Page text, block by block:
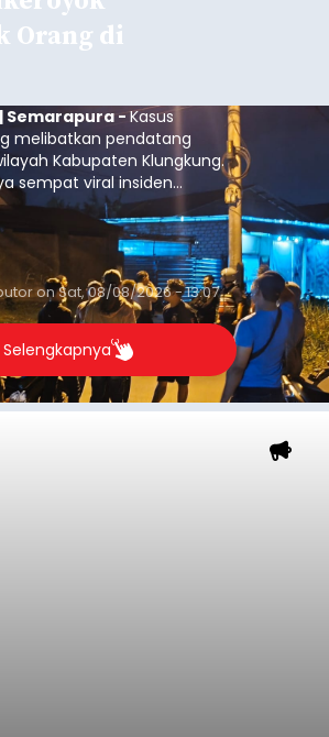
Orang di
Semarapura -Kasus
melibatkan pendatang
Kabupaten Klungkung.
sempat viral insiden
Galiran, peristiwa serupa
pemuda asal Kabupaten
Nusa Tenggara Timur
onSat, 08/08/2026 - 13:07